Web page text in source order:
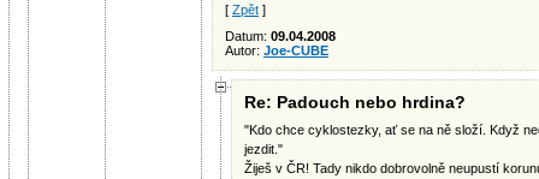
[ Zpět ]
Datum: 09.04.2008
Autor: Joe-CUBE
Re: Padouch nebo hrdina?
"Kdo chce cyklostezky, ať se na ně složí. Když
jezdit."
Žiješ v ČR! Tady nikdo dobrovolně neupustí